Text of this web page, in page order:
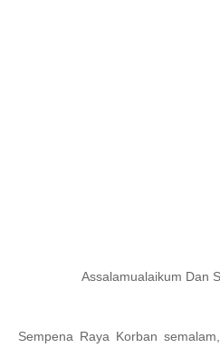
Assalamualaikum Dan
Sempena Raya Korban